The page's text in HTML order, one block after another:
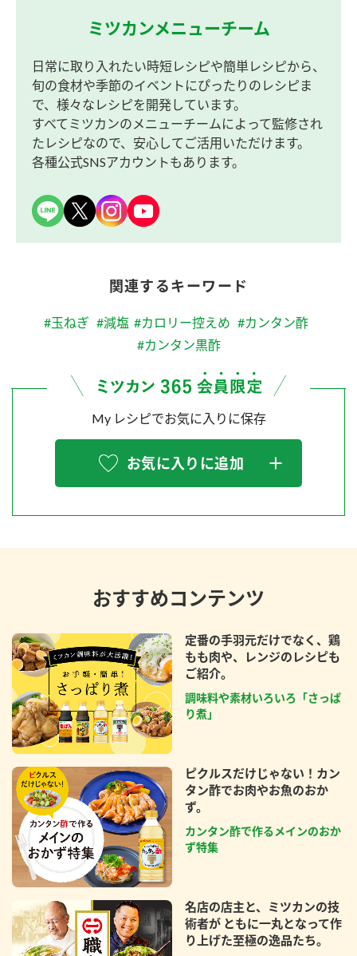
ミツカンメニューチーム
日常に取り入れたい時短レシピや簡単レシピから、
旬の食材や季節のイベントにぴったりのレシピま
で、様々なレシピを開発しています。
すべてミツカンのメニューチームによって監修され
たレシピなので、安心してご活用いただけます。
各種公式SNSアカウントもあります。
関連するキーワード
#玉ねぎ #減塩 #カロリー控えめ #カンタン酢
#カンタン黒酢
My レシピでお気に入りに保存
お気に入りに追加
おすすめコンテンツ
定番の手羽元だけでなく、鶏
もも肉や、レンジのレシピも
ご紹介。
調味料や素材いろいろ「さっぱ
り煮」
ピクルスだけじゃない！カン
タン酢でお肉やお魚のおか
ず。
カンタン酢で作るメインのおか
ず特集
名店の店主と、ミツカンの技
術者が ともに一丸となって作
り上げた至極の逸品たち。